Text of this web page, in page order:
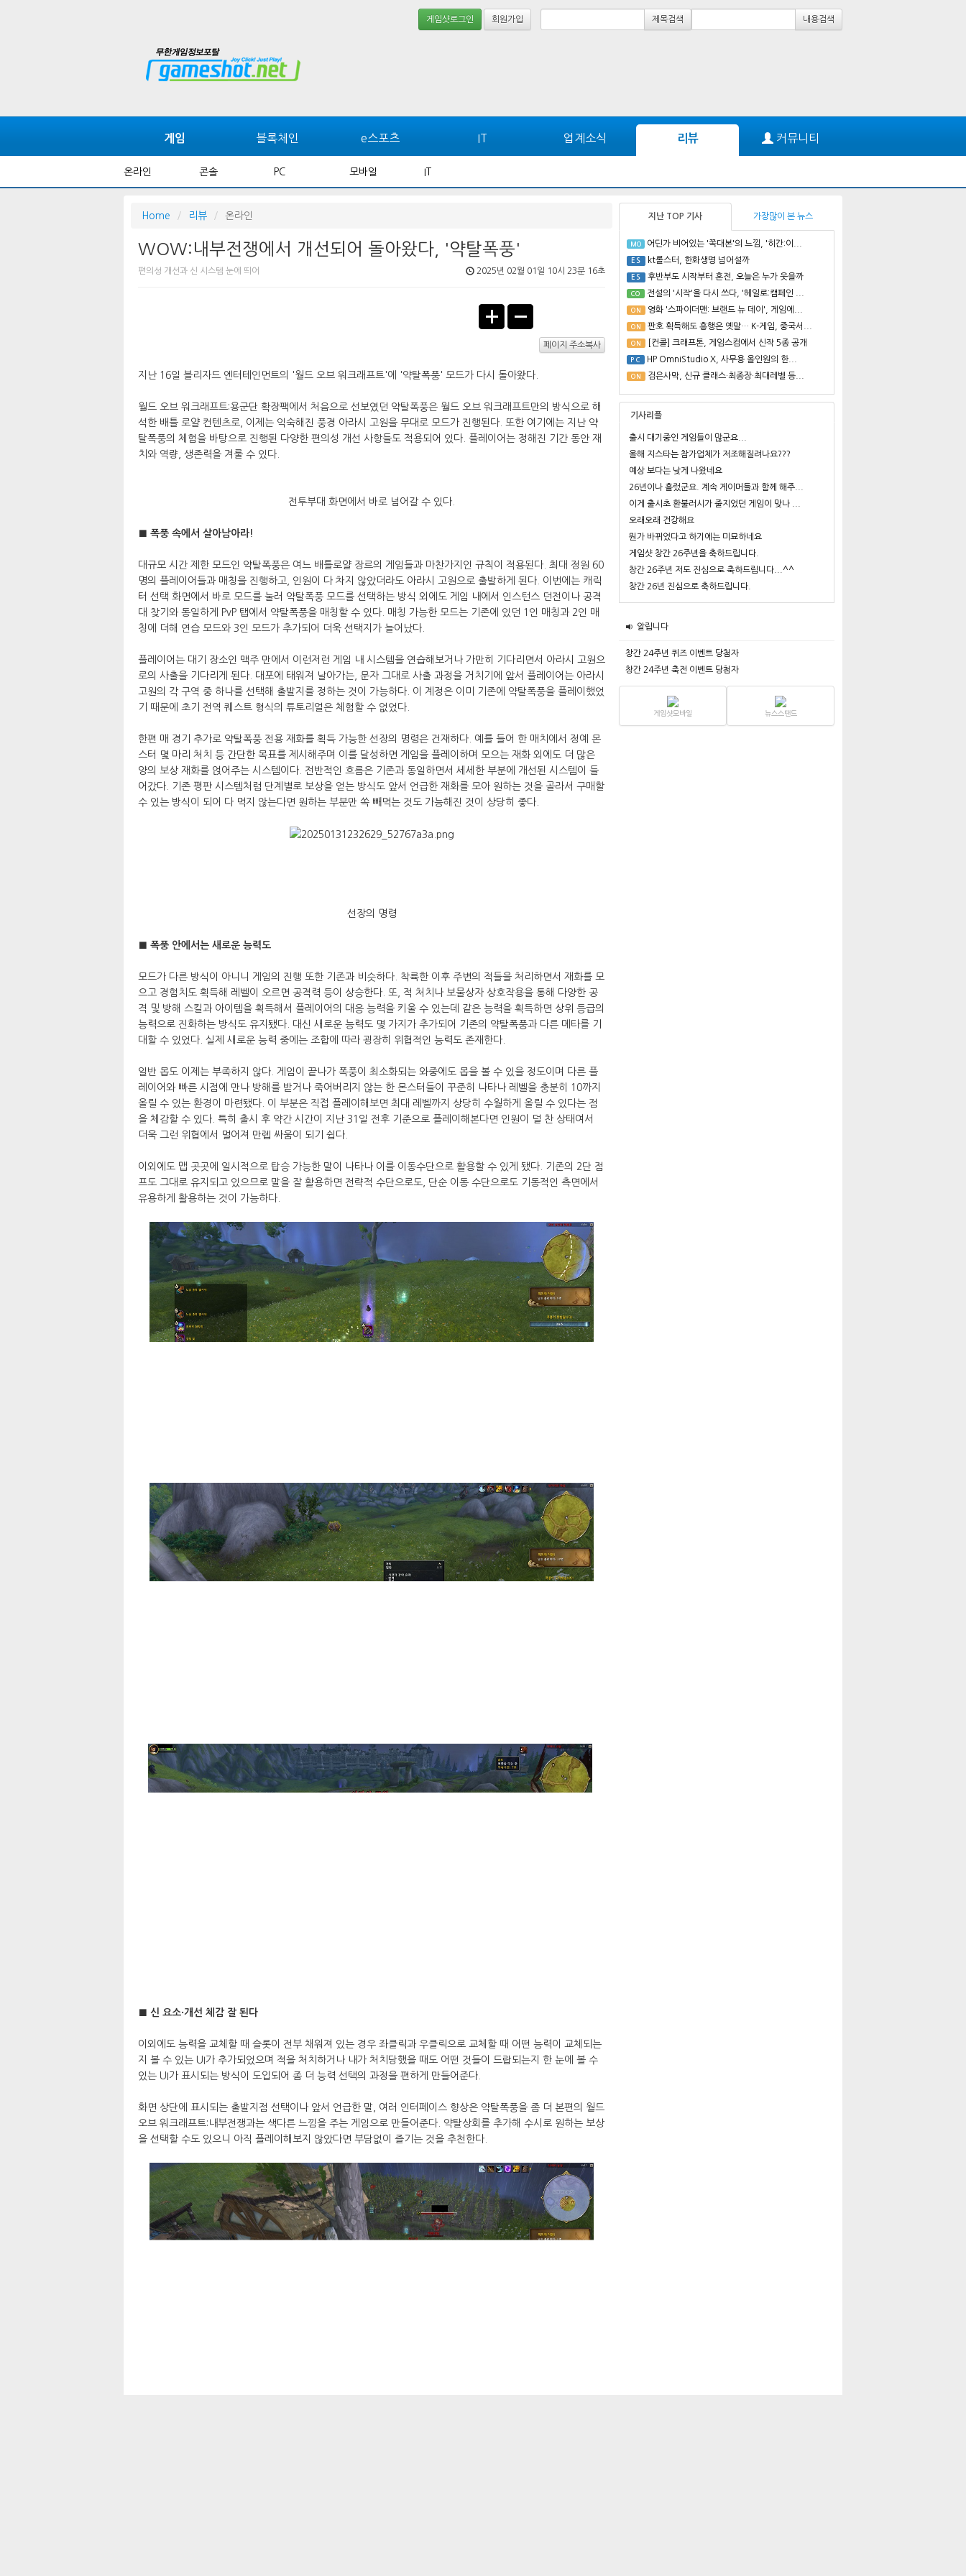
게임샷로그인 회원가입 제목검색 내용검색
게임 블록체인 e스포츠 IT 업계소식 리뷰 커뮤니티
온라인 콘솔 PC 모바일 IT
Home 리뷰 온라인
WOW:내부전쟁에서 개선되어 돌아왔다, '약탈폭풍'
편의성 개선과 신 시스템 눈에 띄어 2025년 02월 01일 10시 23분 16초
페이지 주소복사
지난 16일 블리자드 엔터테인먼트의 '월드 오브 워크래프트'에 '약탈폭풍' 모드가 다시 돌아왔다.
월드 오브 워크래프트:용군단 확장팩에서 처음으로 선보였던 약탈폭풍은 월드 오브 워크래프트만의 방식으로 해
석한 배틀 로얄 컨텐츠로, 이제는 익숙해진 풍경 아라시 고원을 무대로 모드가 진행된다. 또한 여기에는 지난 약
탈폭풍의 체험을 바탕으로 진행된 다양한 편의성 개선 사항들도 적용되어 있다. 플레이어는 정해진 기간 동안 재
치와 역량, 생존력을 겨룰 수 있다.
전투부대 화면에서 바로 넘어갈 수 있다.
■ 폭풍 속에서 살아남아라!
대규모 시간 제한 모드인 약탈폭풍은 여느 배틀로얄 장르의 게임들과 마찬가지인 규칙이 적용된다. 최대 정원 60
명의 플레이어들과 매칭을 진행하고, 인원이 다 차지 않았더라도 아라시 고원으로 출발하게 된다. 이번에는 캐릭
터 선택 화면에서 바로 모드를 눌러 약탈폭풍 모드를 선택하는 방식 외에도 게임 내에서 인스턴스 던전이나 공격
대 찾기와 동일하게 PvP 탭에서 약탈폭풍을 매칭할 수 있다. 매칭 가능한 모드는 기존에 있던 1인 매칭과 2인 매
칭에 더해 연습 모드와 3인 모드가 추가되어 더욱 선택지가 늘어났다.
플레이어는 대기 장소인 맥주 만에서 이런저런 게임 내 시스템을 연습해보거나 가만히 기다리면서 아라시 고원으
로의 사출을 기다리게 된다. 대포에 태워져 날아가는, 문자 그대로 사출 과정을 거치기에 앞서 플레이어는 아라시
고원의 각 구역 중 하나를 선택해 출발지를 정하는 것이 가능하다. 이 계정은 이미 기존에 약탈폭풍을 플레이했었
기 때문에 초기 전역 퀘스트 형식의 튜토리얼은 체험할 수 없었다.
한편 매 경기 추가로 약탈폭풍 전용 재화를 획득 가능한 선장의 명령은 건재하다. 예를 들어 한 매치에서 정예 몬
스터 몇 마리 처치 등 간단한 목표를 제시해주며 이를 달성하면 게임을 플레이하며 모으는 재화 외에도 더 많은
양의 보상 재화를 얹어주는 시스템이다. 전반적인 흐름은 기존과 동일하면서 세세한 부분에 개선된 시스템이 들
어갔다. 기존 평판 시스템처럼 단계별로 보상을 얻는 방식도 앞서 언급한 재화를 모아 원하는 것을 골라서 구매할
수 있는 방식이 되어 다 먹지 않는다면 원하는 부분만 쏙 빼먹는 것도 가능해진 것이 상당히 좋다.
선장의 명령
■ 폭풍 안에서는 새로운 능력도
모드가 다른 방식이 아니니 게임의 진행 또한 기존과 비슷하다. 착륙한 이후 주변의 적들을 처리하면서 재화를 모
으고 경험치도 획득해 레벨이 오르면 공격력 등이 상승한다. 또, 적 처치나 보물상자 상호작용을 통해 다양한 공
격 및 방해 스킬과 아이템을 획득해서 플레이어의 대응 능력을 키울 수 있는데 같은 능력을 획득하면 상위 등급의
능력으로 진화하는 방식도 유지됐다. 대신 새로운 능력도 몇 가지가 추가되어 기존의 약탈폭풍과 다른 메타를 기
대할 수 있었다. 실제 새로운 능력 중에는 조합에 따라 굉장히 위협적인 능력도 존재한다.
일반 몹도 이제는 부족하지 않다. 게임이 끝나가 폭풍이 최소화되는 와중에도 몹을 볼 수 있을 정도이며 다른 플
레이어와 빠른 시점에 만나 방해를 받거나 죽어버리지 않는 한 몬스터들이 꾸준히 나타나 레벨을 충분히 10까지
올릴 수 있는 환경이 마련됐다. 이 부분은 직접 플레이해보면 최대 레벨까지 상당히 수월하게 올릴 수 있다는 점
을 체감할 수 있다. 특히 출시 후 약간 시간이 지난 31일 전후 기준으로 플레이해본다면 인원이 덜 찬 상태여서
더욱 그런 위협에서 멀어져 만렙 싸움이 되기 쉽다.
이외에도 맵 곳곳에 일시적으로 탑승 가능한 말이 나타나 이를 이동수단으로 활용할 수 있게 됐다. 기존의 2단 점
프도 그대로 유지되고 있으므로 말을 잘 활용하면 전략적 수단으로도, 단순 이동 수단으로도 기동적인 측면에서
유용하게 활용하는 것이 가능하다.
■ 신 요소·개선 체감 잘 된다
이외에도 능력을 교체할 때 슬롯이 전부 채워져 있는 경우 좌클릭과 우클릭으로 교체할 때 어떤 능력이 교체되는
지 볼 수 있는 UI가 추가되었으며 적을 처치하거나 내가 처치당했을 때도 어떤 것들이 드랍되는지 한 눈에 볼 수
있는 UI가 표시되는 방식이 도입되어 좀 더 능력 선택의 과정을 편하게 만들어준다.
화면 상단에 표시되는 출발지점 선택이나 앞서 언급한 말, 여러 인터페이스 향상은 약탈폭풍을 좀 더 본편의 월드
오브 워크래프트:내부전쟁과는 색다른 느낌을 주는 게임으로 만들어준다. 약탈상회를 추가해 수시로 원하는 보상
을 선택할 수도 있으니 아직 플레이해보지 않았다면 부담없이 즐기는 것을 추천한다.​
지난 TOP 기사 가장많이 본 뉴스
MO 어딘가 비어있는 '쪽대본'의 느낌, '히간:이...
ES kt롤스터, 한화생명 넘어설까
ES 후반부도 시작부터 혼전, 오늘은 누가 웃을까
CO 전설의 '시작'을 다시 쓰다, '헤일로:캠페인 ...
ON 영화 '스파이더맨: 브랜드 뉴 데이', 게임에...
ON 판호 획득해도 흥행은 옛말… K-게임, 중국서...
ON [컨콜] 크래프톤, 게임스컴에서 신작 5종 공개
PC HP OmniStudio X, 사무용 올인원의 한...
ON 검은사막, 신규 클래스·최종장·최대레벨 등...
기사리플
출시 대기중인 게임들이 많군요...
올해 지스타는 참가업체가 저조해질려나요???
예상 보다는 낮게 나왔네요
26년이나 흘렀군요. 계속 게이머들과 함께 해주...
이게 출시초 환불러시가 줄지었던 게임이 맞나 ...
오래오래 건강해요
뭔가 바뀌었다고 하기에는 미묘하네요
게임샷 창간 26주년을 축하드립니다.
창간 26주년 저도 진심으로 축하드립니다...^^
창간 26년 진심으로 축하드립니다.
알립니다
창간 24주년 퀴즈 이벤트 당첨자
창간 24주년 축전 이벤트 당첨자
게임샷모바일 뉴스스탠드